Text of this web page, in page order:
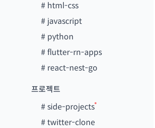
# html-css
# javascript
# python
#flutter-rn-apps
# react-nest-go
프로젝트
#side-projects
#twitter-clone